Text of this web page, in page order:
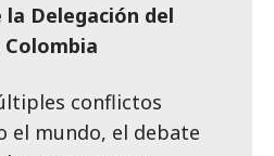
la Delegación del
Colombia
conflictos
el mundo, el debate